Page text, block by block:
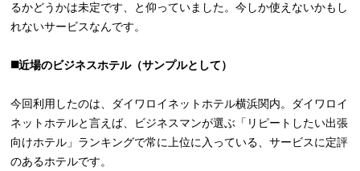
るかどうかは未定です、と仰っていました。今しか使えないかもし
れないサービスなんです。
◼️近場のビジネスホテル（サンプルとして）
今回利用したのは、ダイワロイネットホテル横浜関内。ダイワロイ
ネットホテルと言えば、ビジネスマンが選ぶ「リピートしたい出張
向けホテル」ランキングで常に上位に入っている、サービスに定評
のあるホテルです。